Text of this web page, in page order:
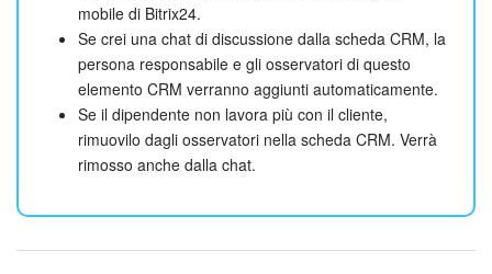
mobile di Bitrix24.
Se crei una chat di discussione dalla scheda CRM, la
persona responsabile e gli osservatori di questo
elemento CRM verranno aggiunti automaticamente.
Se il dipendente non lavora più con il cliente,
rimuovilo dagli osservatori nella scheda CRM. Verrà
rimosso anche dalla chat.